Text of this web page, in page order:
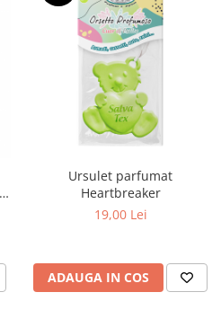
Ursulet parfumat
Heartbreaker
19,00 Lei
ADAUGA IN COS